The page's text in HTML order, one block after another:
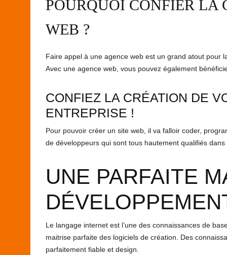
POURQUOI CONFIER LA
WEB ?
Faire appel à une agence web est un grand atout pour
Avec une agence web, vous pouvez également
CONFIEZ LA CRÉATION DE
ENTREPRISE !
Pour pouvoir créer un site web, il va falloir coder,
de développeurs qui sont tous hautement qualifiés
UNE PARFAITE
Le langage internet est l’une des connaissances de
maitrise parfaite des logiciels de création. Des
parfaitement fiable et design.